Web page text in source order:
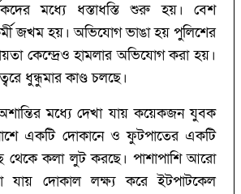
মধ্যে ধস্তাধস্তি শুরু হয়। বেশ
জখম হয়। অভিযোগ ভাঙা হয় পুলিশের
কেন্দ্রেও হামলার অভিযোগ করা হয়।
ধুন্ধুমার কাণ্ড চলছে।
মধ্যে দেখা যায় কয়েকজন যুবক
একটি দোকানে ও ফুটপাতের একটি
থেকে কলা লুট করছে। পাশাপাশি আরো
যায় দোকাল লক্ষ্য করে ইটপাটকেল